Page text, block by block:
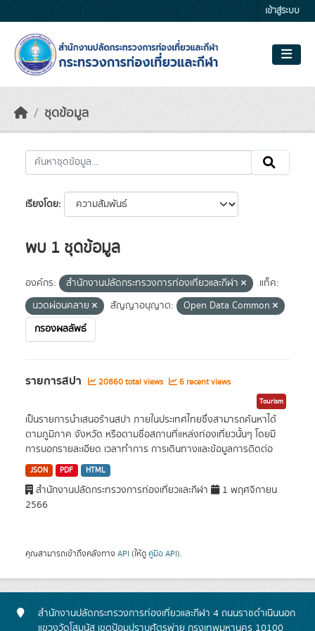
เข้าสู่ระบบ
ชุดข้อมูล
เรียงโดย
พบ 1 ชุดข้อมูล
องค์กร: สำนักงานปลัดกระทรวงการท่องเที่ยวและกีฬา
แท็ค:
นวดผ่อนคลาย
สัญญาอนุญาต:
Open Data Common
กรองผลลัพธ์
รายการสปา 20860 total views 6 recent views
Tourism
เป็นรายการนำเสนอร้านสปา ภายในประเทศไทยซึ่งสามารถค้นหาได้
ตามภูมิภาค จังหวัด หรือตามชื่อสถานที่แหล่งท่องเที่ยวนั้นๆ โดยมี
การบอกรายละเอียด เวลาทำการ การเดินทางและข้อมูลการติดต่อ
JSON PDF HTML
สำนักงานปลัดกระทรวงการท่องเที่ยวและกีฬา
1 พฤศจิกายน
2566
คุณสามารถเข้าถึงคลังทาง API (ให้ดู คู่มือ API).
สำนักงานปลัดกระทรวงการท่องเที่ยวและกีฬา 4 ถนนราชดำเนินนอก
แขวงวัดโสมนัส เขตป้อมปราบศัตรูพ่าย กรุงเทพมหานคร 10100